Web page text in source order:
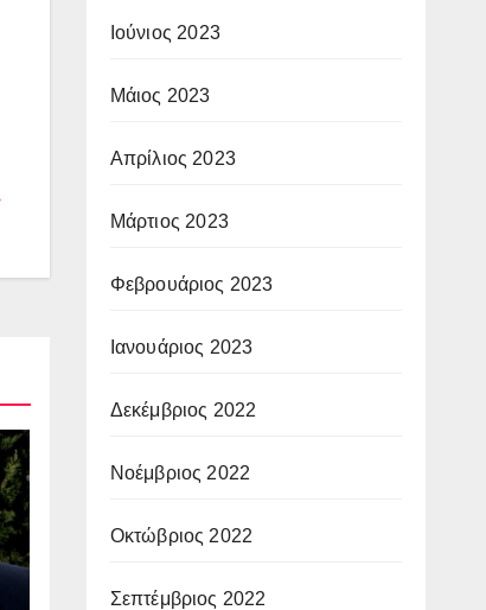
Ιούνιος 2023
Μάιος 2023
Απρίλιος 2023
Μάρτιος 2023
Φεβρουάριος 2023
Ιανουάριος 2023
Δεκέμβριος 2022
Νοέμβριος 2022
Οκτώβριος 2022
Σεπτέμβριος 2022